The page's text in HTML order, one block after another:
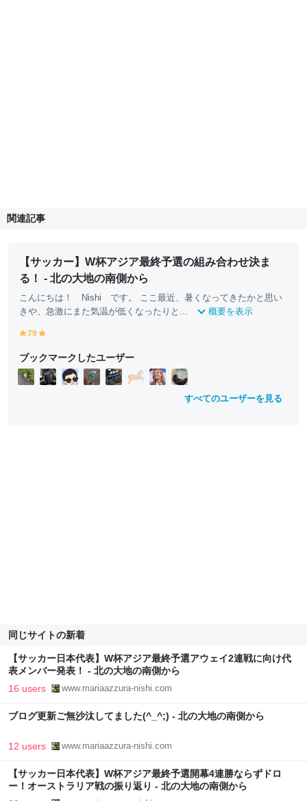
関連記事
【サッカー】W杯アジア最終予選の組み合わせ決ま
る！ - 北の大地の南側から
こんにちは！ Nishi です。 ここ最近、暑くなってきたかと思い
きや、急激にまた気温が低くなったりと...
概要を表示
y
ll
o
w
79
ll
o
w
ブックマークしたユーザー
すべてのユーザーを見る
同じサイトの新着
【サッカー日本代表】W杯アジア最終予選アウェイ2連戦に向け代
表メンバー発表！ - 北の大地の南側から
16 users www.mariaazzura-nishi.com
ブログ更新ご無沙汰してました(^_^;) - 北の大地の南側から
12 users www.mariaazzura-nishi.com
【サッカー日本代表】W杯アジア最終予選開幕4連勝ならずドロ
ー！オーストラリア戦の振り返り - 北の大地の南側から